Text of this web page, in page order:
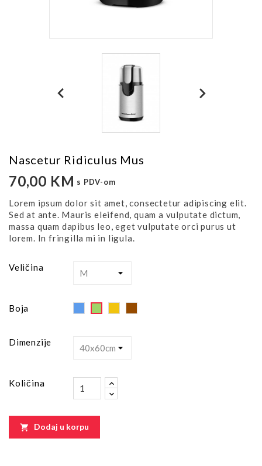
Nascetur Ridiculus Mus
70,00 KM s PDV-om
Lorem ipsum dolor sit amet, consectetur adipiscing elit.
Sed at ante. Mauris eleifend, quam a vulputate dictum,
massa quam dapibus leo, eget vulputate orci purus ut
lorem. In fringilla mi in ligula.
Veličina
Boja BlueGreenYellowBrown
Dimenzije
Količina
 Dodaj u korpu